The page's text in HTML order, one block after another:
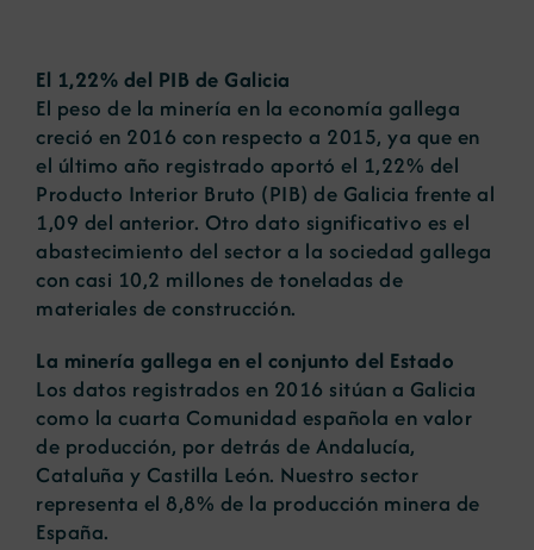
El 1,22% del PIB de Galicia
El peso de la minería en la economía gallega
creció en 2016 con respecto a 2015, ya que en
el último año registrado aportó el 1,22% del
Producto Interior Bruto (PIB) de Galicia frente al
1,09 del anterior. Otro dato significativo es el
abastecimiento del sector a la sociedad gallega
con casi 10,2 millones de toneladas de
materiales de construcción.
La minería gallega en el conjunto del Estado
Los datos registrados en 2016 sitúan a Galicia
como la cuarta Comunidad española en valor
de producción, por detrás de Andalucía,
Cataluña y Castilla León. Nuestro sector
representa el 8,8% de la producción minera de
España.